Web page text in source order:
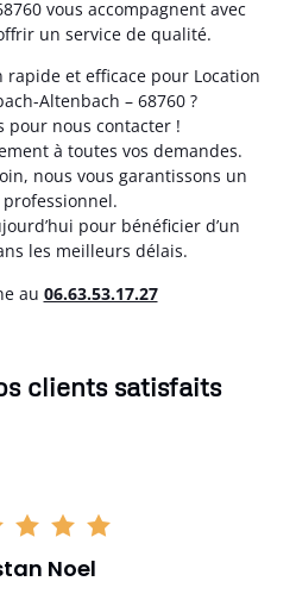
vous accompagnent avec
un service de qualité.
rapide et efficace pour Location
Altenbach – 68760 ?
pour nous contacter !
à toutes vos demandes.
nous vous garantissons un
pour bénéficier d’un
les meilleurs délais.
au 06.63.53.17.27
clients satisfaits
Noel